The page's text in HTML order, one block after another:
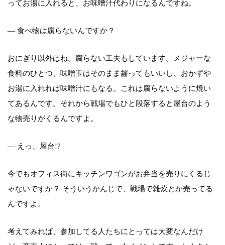
ってお湯に入れると、お味噌汁代わりになるんですね。
― 食べ物は腐らないんですか？
おにぎり以外はね。腐らない工夫もしています。メジャーな
食料のひとつ、味噌玉はそのまま齧ってもいいし、おかずや
お湯に入れれば味噌汁にもなる。これは腐らないように焼い
てあるんです。それから戦場でもひと段落すると屋台のよう
な物売りがくるんですよ。
― えっ、屋台!?
今でもオフィス街にキッチンワゴンがお弁当を売りにくるじ
ゃないですか？ そういうかんじで、戦場で雑炊とか売ってる
んですよ。
考えてみれば、参加してる人たちにとっては大変なんだけ